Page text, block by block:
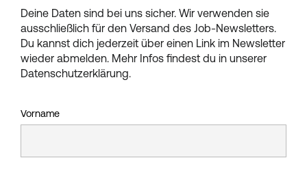
Deine Daten sind bei uns sicher. Wir verwenden sie
ausschließlich für den Versand des Job-Newsletters.
Du kannst dich jederzeit über einen Link im Newsletter
wieder abmelden. Mehr Infos findest du in unserer
Datenschutzerklärung.
Vorname